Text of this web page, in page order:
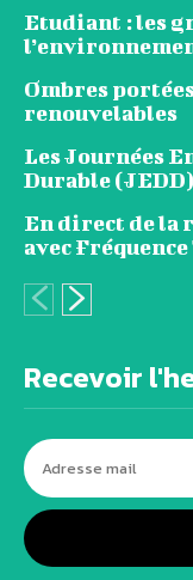
Etudiant : les
Ombres
renouvelables
Les Journées
Durable (JEDD)
En direct de la
avec
Recevoir